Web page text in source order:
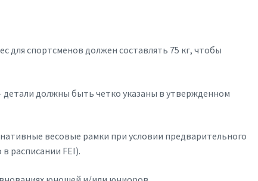
для спортсменов должен составлять 75 кг, чтобы
детали должны быть четко указаны в утвержденном
весовые рамки при условии предварительного
расписании FEI).